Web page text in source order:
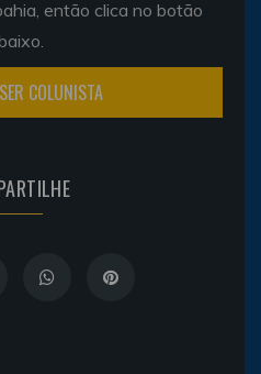
então clica no botão
COLUNISTA